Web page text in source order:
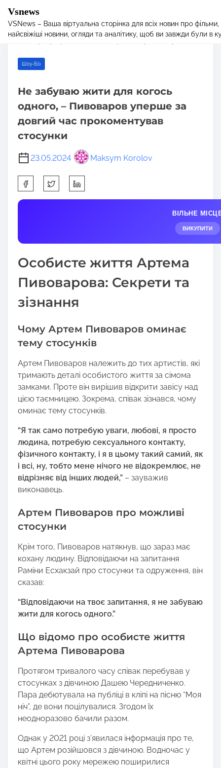
Vsnews
VSNews – Ваша віртуальна сторінка для всіх новин про
найсвіжіші новини, огляди та аналітику, щоб ви завжди були в
Home/Шоу-Біз/ Не забуваю жити для когось одного, –
Шоу-Біз
Не забуваю жити для когось
одного, – Пивоваров уперше за
довгий час прокоментував
стосунки
23.05.2024 Maksym Korolov
h
a
t
i
s
p
o
n
ВІЛЬНЕ
ВИКУПИТИ
Особисте життя Артема
Пивоварова: Секрети та
зізнання
Чому Артем Пивоваров оминає
тему стосунків
Артем Пивоваров належить до тих артистів, які
тримають деталі особистого життя за сімома
замками. Проте він вирішив відкрити завісу над
цією таємницею. Зокрема, співак зізнався, чому
оминає тему стосунків.
“Я так само потребую уваги, любові, я просто
людина, потребую сексуального контакту,
фізичного контакту, і я в цьому такий самий, як
і всі, ну, тобто мене нічого не відокремлює, не
відрізняє від інших людей,” – зауважив
виконавець.
Артем Пивоваров про можливі
стосунки
Крім того, Пивоваров натякнув, що зараз має
кохану людину. Відповідаючи на запитання
Раміни Есхакзай про стосунки та одруження, він
сказав:
“Відповідаючи на твоє запитання, я не забуваю
жити для когось одного.”
Що відомо про особисте життя
Артема Пивоварова
Протягом тривалого часу співак перебував у
стосунках з дівчиною Дашею Чередниченко.
Пара дебютувала на публіці в кліпі на пісню “Моя
ніч”, де вони поцілувалися. Згодом їх
неодноразово бачили разом.
Однак у 2021 році з’явилася інформація про те,
що Артем розійшовся з дівчиною. Водночас у
квітні цього року мережею поширилися